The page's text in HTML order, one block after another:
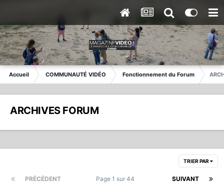
Accueil COMMUNAUTÉ VIDÉO Fonctionnement du Forum
ARCHIVES FORUM
TRIER PAR
PRÉCÉDENT SUIVANT
Page 1 sur 44